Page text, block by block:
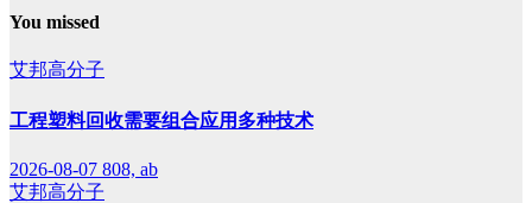
You missed
艾邦高分子
工程塑料回收需要组合应用多种技术
2026-08-07 808, ab
艾邦高分子